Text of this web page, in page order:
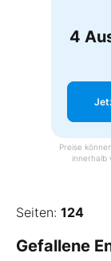
4
Preise
innerhalb
Seiten: 124
Gefallene